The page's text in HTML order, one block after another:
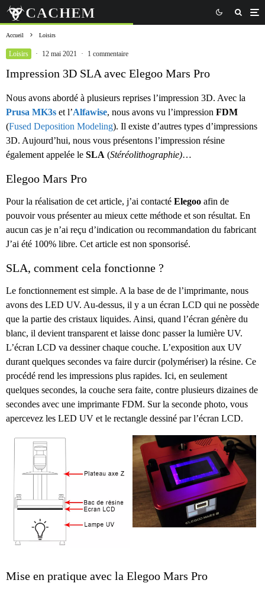
Accueil Loisirs
Loisirs · 12 mai 2021 · 1 commentaire
Impression 3D SLA avec Elegoo Mars Pro
Nous avons abordé à plusieurs reprises l’impression 3D. Avec la
Prusa MK3s et l’Alfawise, nous avons vu l’impression FDM
(Fused Deposition Modeling). Il existe d’autres types d’impressions
3D. Aujourd’hui, nous vous présentons l’impression résine
également appelée le SLA (Stéréolithographie)…
Elegoo Mars Pro
Pour la réalisation de cet article, j’ai contacté Elegoo afin de
pouvoir vous présenter au mieux cette méthode et son résultat. En
aucun cas je n’ai reçu d’indication ou recommandation du fabricant
J’ai été 100% libre. Cet article est non sponsorisé.
SLA, comment cela fonctionne ?
Le fonctionnement est simple. A la base de de l’imprimante, nous
avons des LED UV. Au-dessus, il y a un écran LCD qui ne possède
que la partie des cristaux liquides. Ainsi, quand l’écran génère du
blanc, il devient transparent et laisse donc passer la lumière UV.
L’écran LCD va dessiner chaque couche. L’exposition aux UV
durant quelques secondes va faire durcir (polymériser) la résine. Ce
procédé rend les impressions plus rapides. Ici, en seulement
quelques secondes, la couche sera faite, contre plusieurs dizaines de
secondes avec une imprimante FDM. Sur la seconde photo, vous
apercevez les LED UV et le rectangle dessiné par l’écran LCD.
Mise en pratique avec la Elegoo Mars Pro